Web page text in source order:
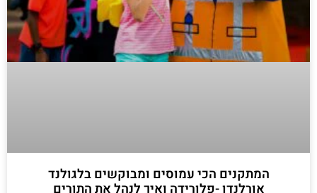
המתקנים הכי עמוסים ומבוקשים בלגולנד
אורלנדו -פלורידה ואיך לנהל את התורים